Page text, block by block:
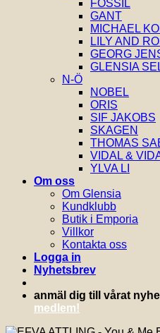
FOSSIL
GANT
MICHAEL
LILY AND
GEORG
GLENSIA
N-Ö
NOBEL
ORIS
SIF JAKOBS
SKAGEN
THOMAS
VIDAL &
YLVA LI
Om oss
Om Glensia
Kundklubb
Butik i Emporia
Villkor
Kontakta oss
Logga in
Nyhetsbrev
anmäl dig till vårat
medlem!